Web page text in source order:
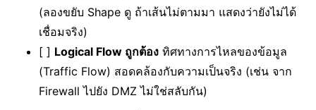
(ลองขยับ Shape ดู ถ้าเส้นไม่ตามมา แสดงว่ายังไม่ได้
เชื่อมจริง)
[ ] Logical Flow ถูกต้อง ทิศทางการไหลของข้อมูล
(Traffic Flow) สอดคล้องกับความเป็นจริง (เช่น จาก
Firewall ไปยัง DMZ ไม่ใช่สลับกัน)